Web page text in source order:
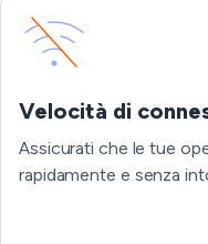
Velocità di
Assicurati che le tue
rapidamente e senza